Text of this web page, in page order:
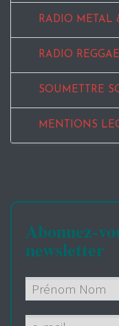
RADIO METAL
RADIO
SOUMETTRE
MENTIONS
Abonnez-
newsletter